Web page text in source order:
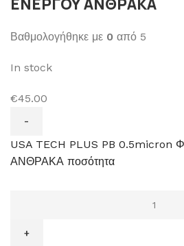
Βαθμολογήθηκε με 0 από 5
In stock
€45.00
USA TECH PLUS PB 0.5micron
ΑΝΘΡΑΚΑ ποσότητα